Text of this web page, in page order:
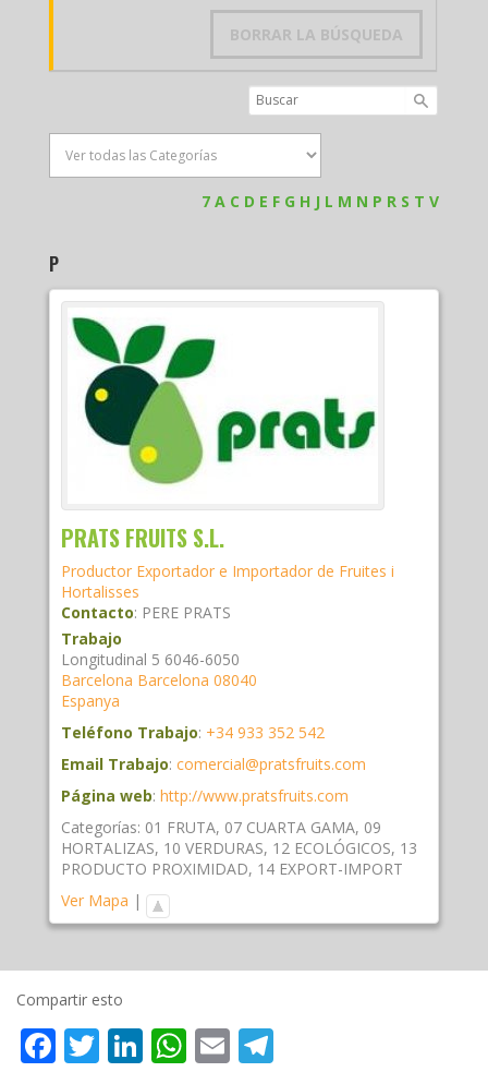
BORRAR LA BÚSQUEDA
7 A C D E F G H J L M N P R S T V
P
PRATS FRUITS S.L.
Productor Exportador e Importador de Fruites i
Hortalisses
Contacto: PERE PRATS
Trabajo
Longitudinal 5 6046-6050
Barcelona Barcelona 08040
Espanya
Teléfono Trabajo: +34 933 352 542
Email Trabajo: comercial@pratsfruits.com
Página web: http://www.pratsfruits.com
Categorías: 01 FRUTA, 07 CUARTA GAMA, 09
HORTALIZAS, 10 VERDURAS, 12 ECOLÓGICOS, 13
PRODUCTO PROXIMIDAD, 14 EXPORT-IMPORT
Ver Mapa |
Compartir esto
Facebook
Twitter
LinkedIn
WhatsApp
Email